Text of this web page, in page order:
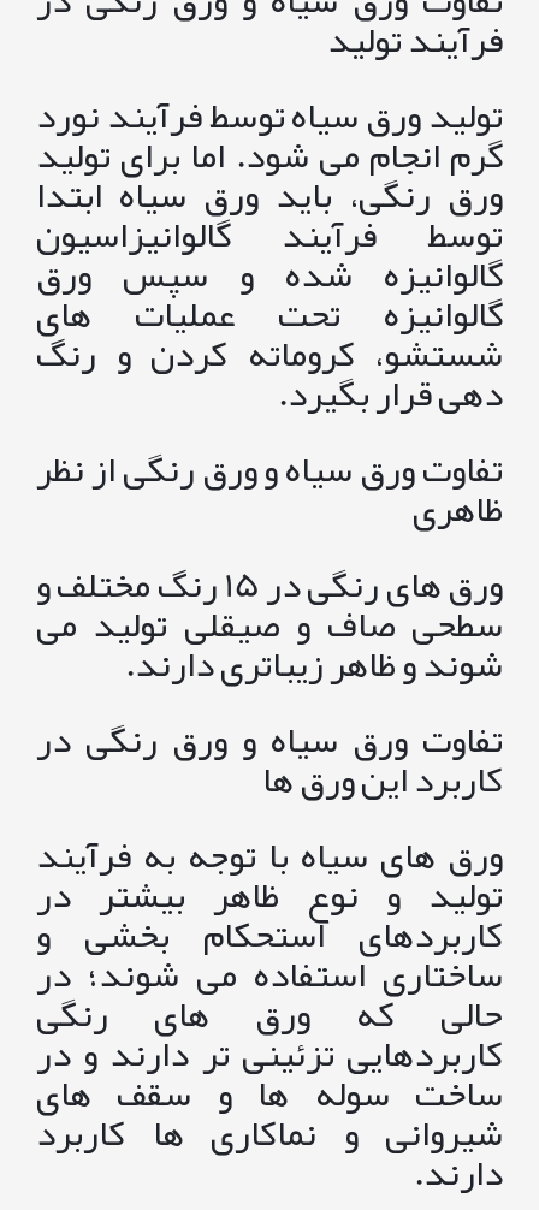
فرآیند تولید
تولید ورق سیاه توسط فرآیند نورد
گرم انجام می شود. اما برای تولید
ورق رنگی، باید ورق سیاه ابتدا
توسط فرآیند گالوانیزاسیون
گالوانیزه شده و سپس ورق
گالوانیزه تحت عملیات های
شستشو، کروماته کردن و رنگ
دهی قرار بگیرد.
تفاوت ورق سیاه و ورق رنگی از نظر
ظاهری
ورق های رنگی در 15 رنگ مختلف و
سطحی صاف و صیقلی تولید می
شوند و ظاهر زیباتری دارند.
تفاوت ورق سیاه و ورق رنگی در
کاربرد این ورق ها
ورق های سیاه با توجه به فرآیند
تولید و نوع ظاهر بیشتر در
کاربردهای استحکام بخشی و
ساختاری استفاده می شوند؛ در
حالی که ورق های رنگی
کاربردهایی تزئینی تر دارند و در
ساخت سوله ها و سقف های
شیروانی و نماکاری ها کاربرد
دارند.